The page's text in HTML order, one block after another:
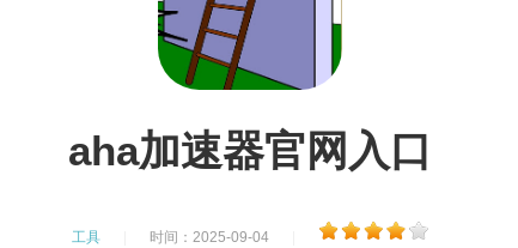
aha加速器官网入口
工具 时间：2025-09-04